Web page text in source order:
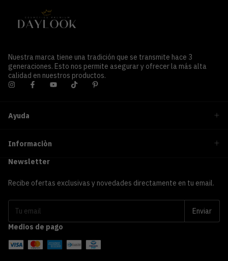
Nuestra marca tiene una tradición que se transmite hace 3
generaciones. Esto nos permite asegurar y ofrecer la más alta
calidad en nuestros productos.
Ayuda
Informaciòn
Newsletter
Recibe ofertas exclusivas y novedades directamente en tu email.
Medios de pago